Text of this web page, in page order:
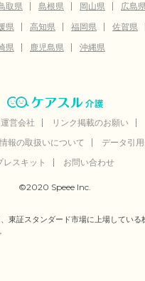
取県 島根県 岡山県 広島
県 高知県 福岡県 佐賀県
県 鹿児島県 沖縄県
運営会社 リンク掲載のお願い
報の取扱いについて
データ引
レスキット
お問い合わせ
©2020 Speee Inc.
東証スタンダード市場に上場している